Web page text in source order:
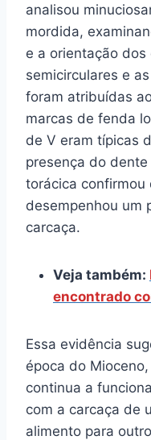
analisou
mordida,
e a orientação
semicirculares e
foram atribuídas
marcas de fenda
de V eram típicas
presença do
torácica
desempenhou um
carcaça.
Veja também:
encontrado
Essa evidência
época do
continua a
com a carcaça de
alimento para